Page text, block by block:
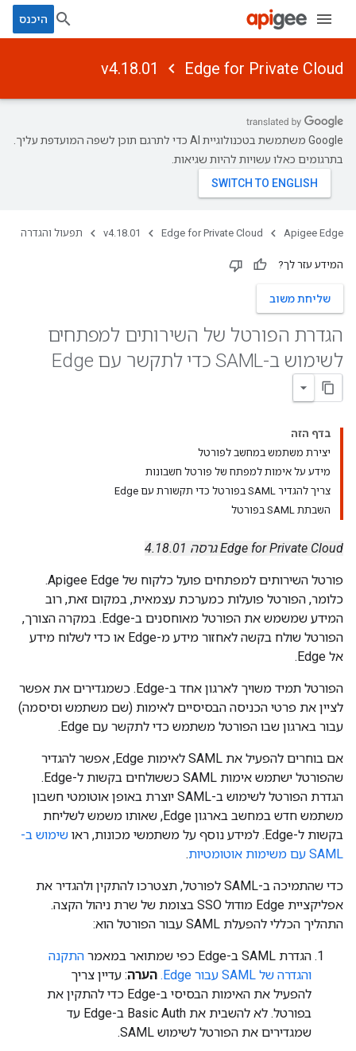
היכנס
Edge for Private Cloud
v4.18.01
‫Google משתמשת בטכנולוגיית AI כדי לתרגם תוכן לשפה המועדפת עליך.
בתרגומים כאלו עשויות להיות שגיאות.
Apigee Edge
Edge for Private Cloud
v4.18.01 תפעול והגדרה
המידע עזר לך?
שליחת משוב
הגדרת הפורטל של השירותים למפתחים
לשימוש ב-SAML כדי לתקשר עם Edge
בדף הזה
יצירת משתמש במחשב לפורטל
מידע על אימות למפתח של פורטל חשבונות
צריך להגדיר SAML בפורטל כדי תקשורת עם Edge
השבתת SAML בפורטל
Edge for Private Cloud גרסה 4.18.01
פורטל השירותים למפתחים פועל כלקוח של Apigee Edge.
כלומר, הפורטל פועלות כמערכת עצמאית, במקום זאת, רוב
המידע שמשמש את הפורטל מאוחסנים ב-Edge. במקרה הצורך,
הפורטל שולח בקשה לאחזור מידע מ-Edge או כדי לשלוח מידע
אל Edge.
הפורטל תמיד משויך לארגון אחד ב-Edge. כשמגדירים את אפשר
לציין את פרטי הכניסה הבסיסיים לאימות (שם משתמש וסיסמה)
עבור בארגון שבו הפורטל משתמש כדי לתקשר עם Edge.
אם בוחרים להפעיל את SAML לאימות Edge, אפשר להגדיר
שהפורטל ישתמש אימות SAML כששולחים בקשות ל-Edge.
הגדרת הפורטל לשימוש ב-SAML יוצרת באופן אוטומטי חשבון
משתמש חדש במחשב בארגון Edge, שאותו משמש לשליחת
בקשות ל-Edge. למידע נוסף על משתמשי מכונות, ראו
שימוש ב-
SAML עם משימות אוטומטיות
.
כדי שהתמיכה ב-SAML לפורטל, תצטרכו להתקין ולהגדיר את
אפליקציית Edge מודול SSO בצומת של שרת ניהול הקצה.
התהליך הכללי להפעלת SAML עבור הפורטל הוא:
הגדרת SAML ב-Edge כפי שמתואר במאמר
התקנה
והגדרה של SAML עבור Edge.
הערה: עדיין צריך
להפעיל את האימות הבסיסי ב-Edge כדי להתקין את
בפורטל. לא להשבית את Basic Auth ב-Edge עד
שמגדירים את הפורטל לשימוש SAML.